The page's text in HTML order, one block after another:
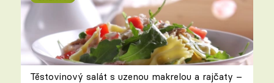
Těstovinový salát s uzenou makrelou a rajčaty –